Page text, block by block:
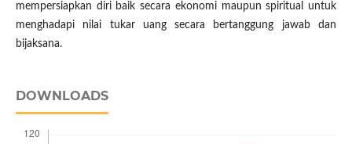
mempersiapkan diri baik secara ekonomi maupun spiritual untuk
menghadapi nilai tukar uang secara bertanggung jawab dan
bijaksana.
DOWNLOADS